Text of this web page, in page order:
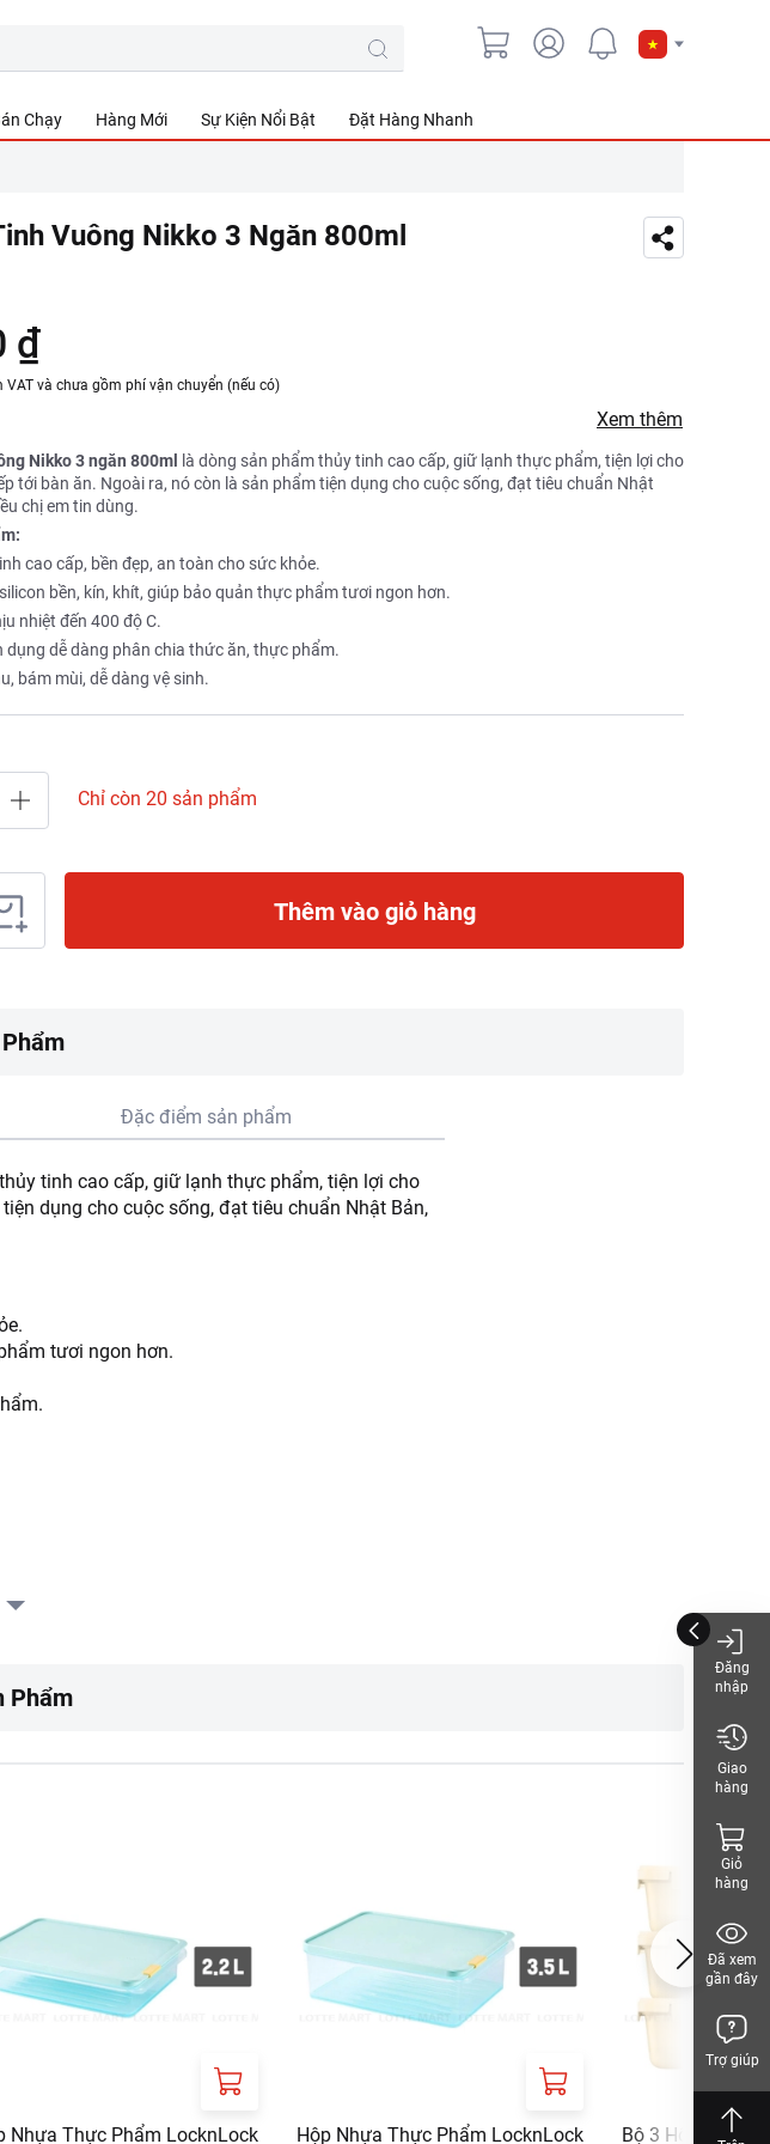
Chạy Hàng Mới Sự Kiện Nổi Bật Đặt Hàng Nhanh
Vuông Nikko 3 Ngăn 800ml
₫
và chưa gồm phí vận chuyển (nếu có)
Xem thêm
Nikko 3 ngăn 800ml
là dòng sản phẩm thủy tinh cao cấp, giữ lạnh thực phẩm, tiện lợi cho
tới bàn ăn. Ngoài ra, nó còn là sản phẩm tiện dụng cho cuộc sống, đạt tiêu chuẩn Nhật
chị em tin dùng.
cao cấp, bền đẹp, an toàn cho sức khỏe.
bền, kín, khít, giúp bảo quản thực phẩm tươi ngon hơn.
nhiệt đến 400 độ C.
dụng dễ dàng phân chia thức ăn, thực phẩm.
bám mùi, dễ dàng vệ sinh.
Chỉ còn 20 sản phẩm
Thêm vào giỏ hàng
Đặc điểm sản phẩm
tinh cao cấp, giữ lạnh thực phẩm, tiện lợi cho
dụng cho cuộc sống, đạt tiêu chuẩn Nhật Bản,
tươi ngon hơn.
và đơn hàng của Quý khách, vui lòng xem
vi-nsg/faq/85
Phẩm
Nhựa Thực Phẩm LocknLock
Hộp Nhựa Thực Phẩm LocknLock
Bộ 3 Hộp Nhựa
Đăng
nhập
Giao
hàng
Giỏ
hàng
Đã xem
gần đây
Trợ giúp